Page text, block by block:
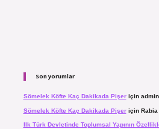
Son yorumlar
Sömelek Köfte Kaç Dakikada Pişeriçin admin
Sömelek Köfte Kaç Dakikada Pişeriçin Rabia
Ilk Türk Devletinde Toplumsal Yapının